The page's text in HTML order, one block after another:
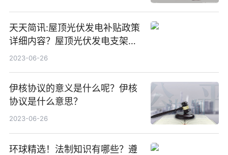
天天简讯:屋顶光伏发电补贴政策
详细内容？屋顶光伏发电支架价
格一般是多少？
2023-06-26
伊核协议的意义是什么呢？伊核
协议是什么意思？
2023-06-26
环球精选！法制知识有哪些？遵